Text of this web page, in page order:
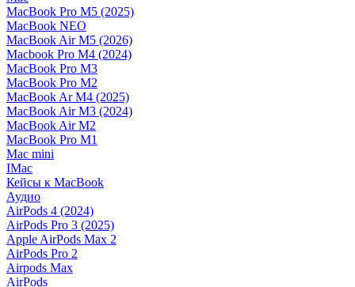
MacBook Pro M5 (2025)
MacBook NEO
MacBook Air M5 (2026)
Macbook Pro M4 (2024)
MacBook Pro M3
MacBook Pro M2
MacBook Ar M4 (2025)
MacBook Air M3 (2024)
MacBook Air M2
MacBook Pro M1
Mac mini
IMac
Кейсы к MacBook
Аудио
AirPods 4 (2024)
AirPods Pro 3 (2025)
Apple AirPods Max 2
AirPods Pro 2
Airpods Max
AirPods